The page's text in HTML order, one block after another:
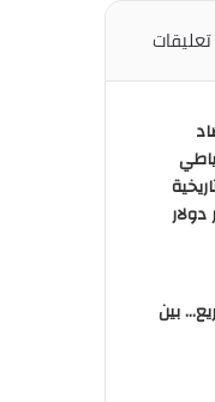
تعليقات
مليار دولار
بين